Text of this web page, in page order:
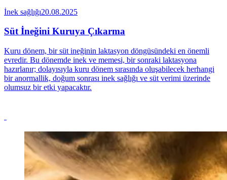
İnek sağlığı20.08.2025
Süt İneğini Kuruya Çıkarma
Kuru dönem, bir süt ineğinin laktasyon döngüsündeki en önemli
evredir. Bu dönemde inek ve memesi, bir sonraki laktasyona
hazırlanır; dolayısıyla kuru dönem sırasında oluşabilecek herhangi
bir anormallik, doğum sonrası inek sağlığı ve süt verimi üzerinde
olumsuz bir etki yapacaktır.